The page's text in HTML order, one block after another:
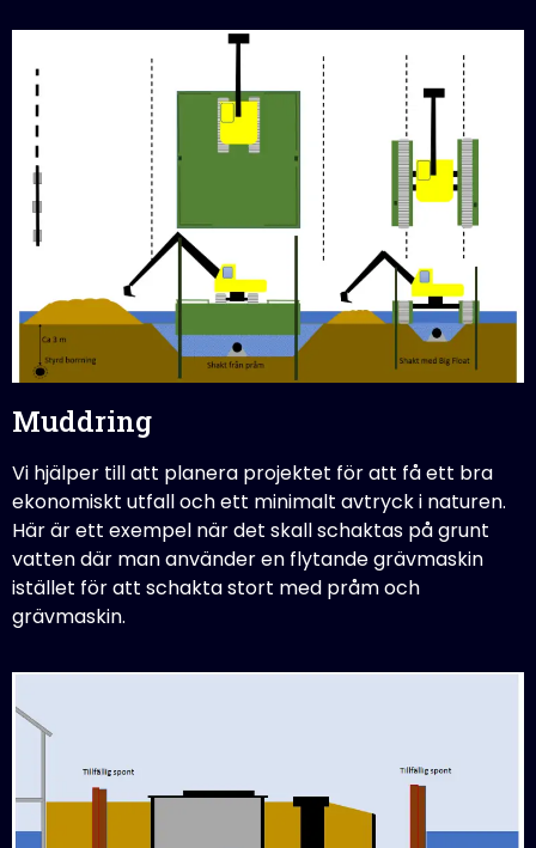
Muddring
Vi hjälper till att planera projektet för att få ett bra
ekonomiskt utfall och ett minimalt avtryck i naturen.
Här är ett exempel när det skall schaktas på grunt
vatten där man använder en flytande grävmaskin
istället för att schakta stort med pråm och
grävmaskin.